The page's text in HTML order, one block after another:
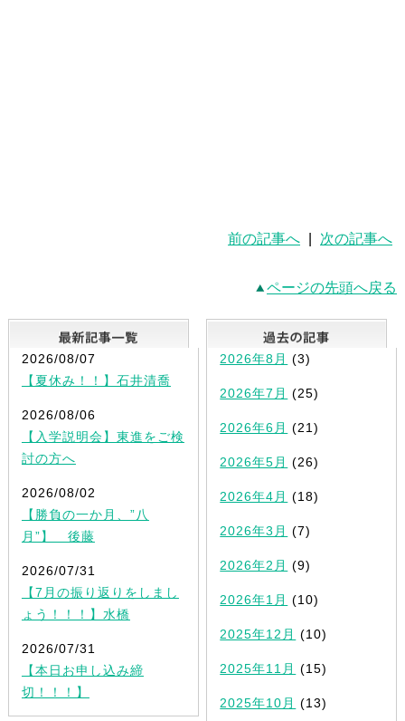
前の記事へ 次の記事へ
ページの先頭へ戻る
最新記事一覧
2026/08/07
【夏休み！！】石井清喬
2026/08/06
【入学説明会】東進をご検
討の方へ
2026/08/02
【勝負の一か月、”八
月”】 後藤
2026/07/31
【7月の振り返りをしまし
ょう！！！】水橋
2026/07/31
【本日お申し込み締
切！！！】
2026年8月 (3)
2026年7月 (25)
2026年6月 (21)
2026年5月 (26)
2026年4月 (18)
2026年3月 (7)
2026年2月 (9)
2026年1月 (10)
2025年12月 (10)
2025年11月 (15)
2025年10月 (13)